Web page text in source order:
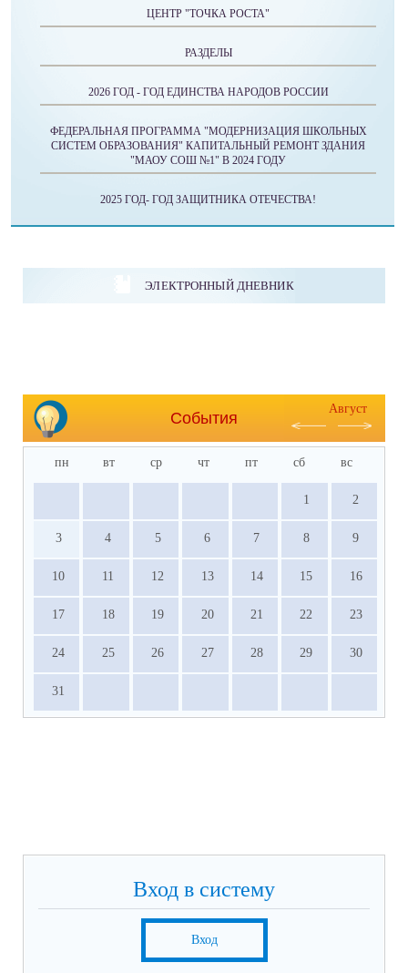
ЦЕНТР "ТОЧКА РОСТА"
РАЗДЕЛЫ
2026 ГОД - ГОД ЕДИНСТВА НАРОДОВ РОССИИ
ФЕДЕРАЛЬНАЯ ПРОГРАММА "МОДЕРНИЗАЦИЯ ШКОЛЬНЫХ
СИСТЕМ ОБРАЗОВАНИЯ" КАПИТАЛЬНЫЙ РЕМОНТ ЗДАНИЯ
"МАОУ СОШ №1" В 2024 ГОДУ
2025 ГОД- ГОД ЗАЩИТНИКА ОТЕЧЕСТВА!
ЭЛЕКТРОННЫЙ ДНЕВНИК
События
Август
пн вт ср чт пт сб вс
1 2
3 4 5 6 7 8 9
10 11 12 13 14 15 16
17 18 19 20 21 22 23
24 25 26 27 28 29 30
31
Вход в систему
Вход